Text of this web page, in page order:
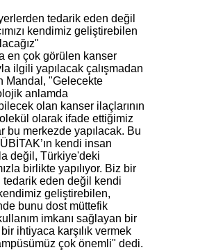
tedarik eden değil
kendimiz geliştirebilen
en çok görülen kanser
ilgili yapılacak çalışmadan
Mandal, "Gelecekte
anlamda
olan kanser ilaçlarının
olarak ifade ettiğimiz
bu merkezde yapılacak. Bu
kendi insan
değil, Türkiye'deki
birlikte yapılıyor. Biz bir
tedarik eden değil kendi
kendimiz geliştirebilen,
bunu dost müttefik
imkanı sağlayan bir
ihtiyaca karşılık vermek
çok önemli" dedi.